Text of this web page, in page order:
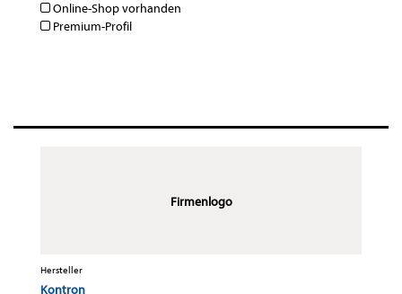
Online-Shop vorhanden
Premium-Profil
Firmenlogo
Hersteller
Kontron